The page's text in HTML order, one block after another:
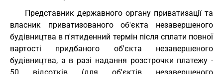
Представник державного органу приватизації та
власник приватизованого об'єкта незавершеного
будівництва в п'ятиденний термін після сплати повної
вартості придбаного об'єкта незавершеного
будівництва, а в разі надання розстрочки платежу -